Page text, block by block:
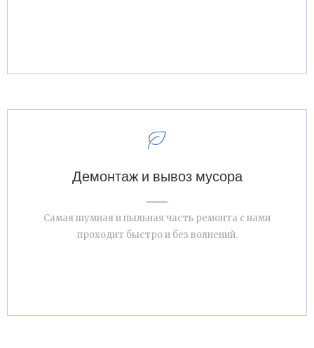
Демонтаж и вывоз мусора
Самая шумная и пыльная часть ремонта с нами
проходит быстро и без волнений.